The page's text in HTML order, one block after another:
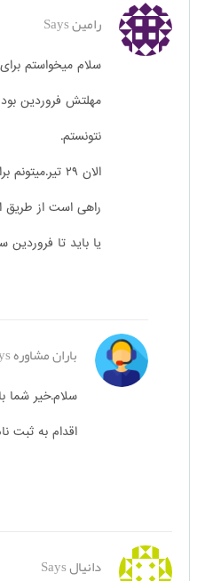
رامینSays
سلام میخواستم
مهلتش فروردین
نتونستم.
الان ۲۹
راهی است از طریق
یا باید تا فروردین
باران مشاوره
سلام.خیر شما
اقدام به ثبت
دانیالSays